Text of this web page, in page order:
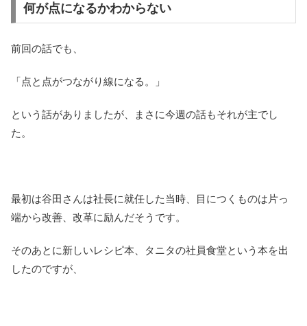
何が点になるかわからない
前回の話でも、
「点と点がつながり線になる。」
という話がありましたが、まさに今週の話もそれが主でし
た。
最初は谷田さんは社長に就任した当時、目につくものは片っ
端から改善、改革に励んだそうです。
そのあとに新しいレシピ本、タニタの社員食堂という本を出
したのですが、